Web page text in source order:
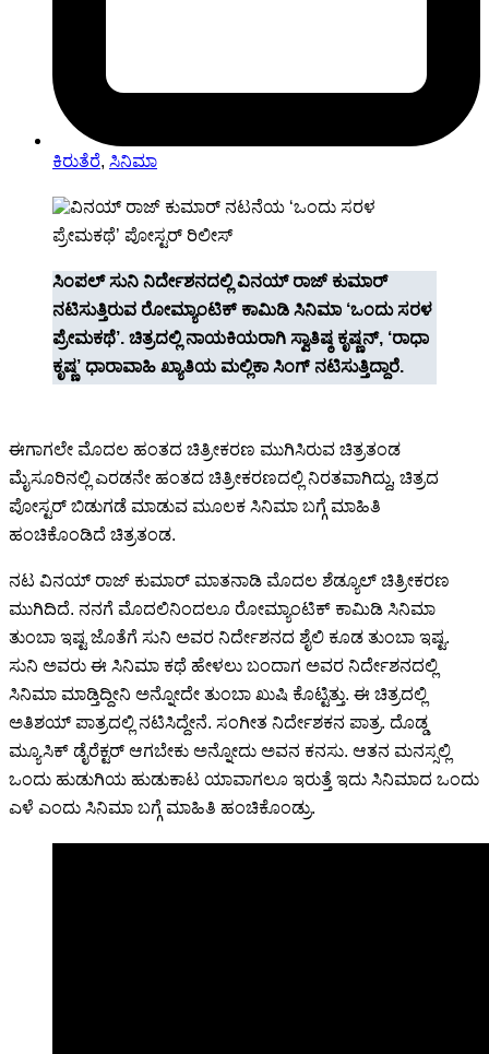
ಕಿರುತೆರೆ, ಸಿನಿಮಾ
ಸಿಂಪಲ್ ಸುನಿ ನಿರ್ದೇಶನದಲ್ಲಿ ವಿನಯ್ ರಾಜ್ ಕುಮಾರ್
ನಟಿಸುತ್ತಿರುವ ರೋಮ್ಯಾಂಟಿಕ್ ಕಾಮಿಡಿ ಸಿನಿಮಾ ‘ಒಂದು ಸರಳ
ಪ್ರೇಮಕಥೆ’. ಚಿತ್ರದಲ್ಲಿ ನಾಯಕಿಯರಾಗಿ ಸ್ವಾತಿಷ್ಠ ಕೃಷ್ಣನ್, ‘ರಾಧಾ
ಕೃಷ್ಣ’ ಧಾರಾವಾಹಿ ಖ್ಯಾತಿಯ ಮಲ್ಲಿಕಾ ಸಿಂಗ್ ನಟಿಸುತ್ತಿದ್ದಾರೆ.
ಈಗಾಗಲೇ ಮೊದಲ ಹಂತದ ಚಿತ್ರೀಕರಣ ಮುಗಿಸಿರುವ ಚಿತ್ರತಂಡ
ಮೈಸೂರಿನಲ್ಲಿ ಎರಡನೇ ಹಂತದ ಚಿತ್ರೀಕರಣದಲ್ಲಿ ನಿರತವಾಗಿದ್ದು, ಚಿತ್ರದ
ಪೋಸ್ಟರ್ ಬಿಡುಗಡೆ ಮಾಡುವ ಮೂಲಕ ಸಿನಿಮಾ ಬಗ್ಗೆ ಮಾಹಿತಿ
ಹಂಚಿಕೊಂಡಿದೆ ಚಿತ್ರತಂಡ.
ನಟ ವಿನಯ್ ರಾಜ್ ಕುಮಾರ್ ಮಾತನಾಡಿ ಮೊದಲ ಶೆಡ್ಯೂಲ್ ಚಿತ್ರೀಕರಣ
ಮುಗಿದಿದೆ. ನನಗೆ ಮೊದಲಿನಿಂದಲೂ ರೋಮ್ಯಾಂಟಿಕ್ ಕಾಮಿಡಿ ಸಿನಿಮಾ
ತುಂಬಾ ಇಷ್ಟ ಜೊತೆಗೆ ಸುನಿ ಅವರ ನಿರ್ದೇಶನದ ಶೈಲಿ ಕೂಡ ತುಂಬಾ ಇಷ್ಟ.
ಸುನಿ ಅವರು ಈ ಸಿನಿಮಾ ಕಥೆ ಹೇಳಲು ಬಂದಾಗ ಅವರ ನಿರ್ದೇಶನದಲ್ಲಿ
ಸಿನಿಮಾ ಮಾಡ್ತಿದ್ದೀನಿ ಅನ್ನೋದೇ ತುಂಬಾ ಖುಷಿ ಕೊಟ್ಟಿತ್ತು. ಈ ಚಿತ್ರದಲ್ಲಿ
ಅತಿಶಯ್ ಪಾತ್ರದಲ್ಲಿ ನಟಿಸಿದ್ದೇನೆ. ಸಂಗೀತ ನಿರ್ದೇಶಕನ ಪಾತ್ರ. ದೊಡ್ಡ
ಮ್ಯೂಸಿಕ್ ಡೈರೆಕ್ಟರ್ ಆಗಬೇಕು ಅನ್ನೋದು ಅವನ ಕನಸು. ಆತನ ಮನಸ್ಸಲ್ಲಿ
ಒಂದು ಹುಡುಗಿಯ ಹುಡುಕಾಟ ಯಾವಾಗಲೂ ಇರುತ್ತೆ ಇದು ಸಿನಿಮಾದ ಒಂದು
ಎಳೆ ಎಂದು ಸಿನಿಮಾ ಬಗ್ಗೆ ಮಾಹಿತಿ ಹಂಚಿಕೊಂಡ್ರು.